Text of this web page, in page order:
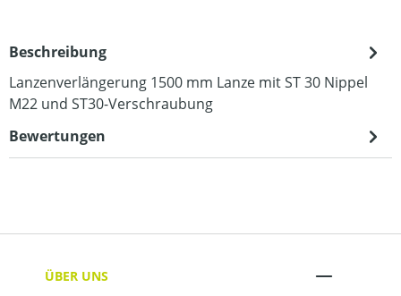
Beschreibung
Lanzenverlängerung 1500 mm Lanze mit ST 30 Nippel
M22 und ST30-Verschraubung
Bewertungen
ÜBER UNS